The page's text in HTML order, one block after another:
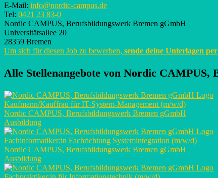
E-Mail: info@nordic-campus.de
Tel: 0421 23 83-0
Nordic CAMPUS, Berufsbildungswerk Bremen gGmbH
Universitätsallee 20
28359 Bremen
Um sich für diesen Job zu bewerben, sende deine Unterlagen
Alle Stellenangebote von Nordic CAMPUS,
Kaufmann/Kauffrau für IT-System-Management (m/w/d)
Nordic CAMPUS, Berufsbildungswerk Bremen gGmbH
Ausbildung
Fachinformatiker:in Fachrichtung Systemintegration (m/w/d)
Nordic CAMPUS, Berufsbildungswerk Bremen gGmbH
Ausbildung